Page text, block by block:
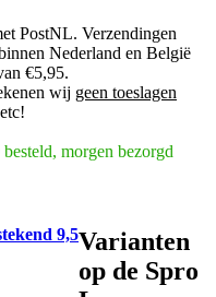
PostNL. Verzendingen
Nederland en België
€5,95.
wij geen toeslagen
morgen bezorgd
9,5Varianten
op de Spro